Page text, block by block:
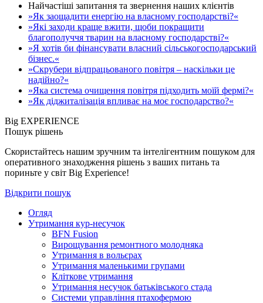
Найчастіші запитання та звернення наших клієнтів
»Як заощадити енергію на власному господарстві?«
»Які заходи краще вжити, щоби покращити
благополуччя тварин на власному господарстві?«
»Я хотів би фінансувати власний сільськогосподарський
бізнес.«
»Скрубери відпрацьованого повітря – наскільки це
надійно?«
»Яка система очищення повітря підходить моїй фермі?«
»Як діджиталізація впливає на моє господарство?«
Big EXPERIENCE
Пошук рішень
Скористайтесь нашим зручним та інтелігентним пошуком для
оперативного знаходження рішень з ваших питань та
пориньте у світ Big Experience!
Відкрити пошук
Огляд
Утримання кур-несучок
BFN Fusion
Вирощування ремонтного молодняка
Утримання в вольєрах
Утримання маленькими групами
Кліткове утримання
Утримання несучок батьківського стада
Системи управління птахофермою